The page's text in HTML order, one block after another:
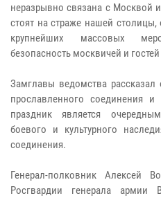
неразрывно связана с Москвой
стоят на страже нашей
крупнейших массовых
безопасность москвичей и
​​​​​​​Замглавы ведомства
прославленного соединения и
праздник является
боевого и культурного
соединения.
​​​​​​​Генерал-полковник Алексей
Росгвардии генерала армии